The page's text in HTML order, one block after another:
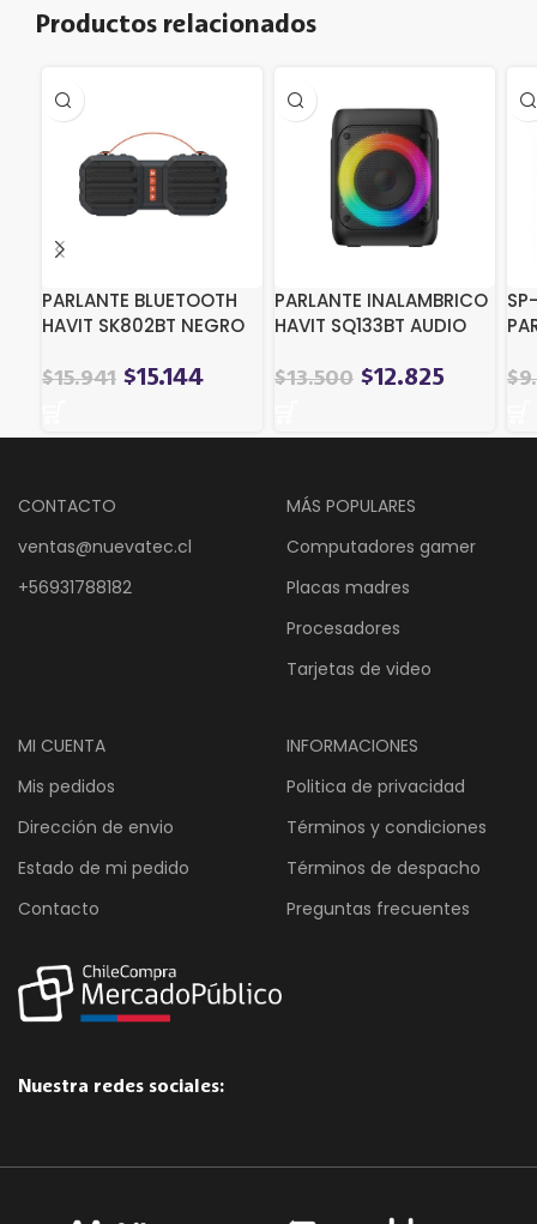
Productos relacionados
PARLANTE BLUETOOTH
HAVIT SK802BT NEGRO
$15.941 $15.144
PARLANTE INALAMBRICO
HAVIT SQ133BT AUDIO
$13.500 $12.825 $
CONTACTO
ventas@nuevatec.cl
+56931788182
MÁS POPULARES
Computadores gamer
Placas madres
Procesadores
Tarjetas de video
MI CUENTA
Mis pedidos
Dirección de envio
Estado de mi pedido
Contacto
INFORMACIONES
Politica de privacidad
Términos y condiciones
Términos de despacho
Preguntas frecuentes
Nuestra redes sociales: